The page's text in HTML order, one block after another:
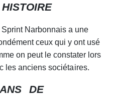
ISTOIRE
Narbonnais a une
ceux qui y ont usé
on peut le constater lors
les anciens sociétaires.
DE